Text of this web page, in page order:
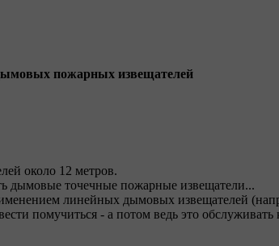
пожарных извещателей
около 12 метров.
дымовые точечные пожарные извещатели...
линейных дымовых извещателей
помучиться - а потом ведь это обслуживать